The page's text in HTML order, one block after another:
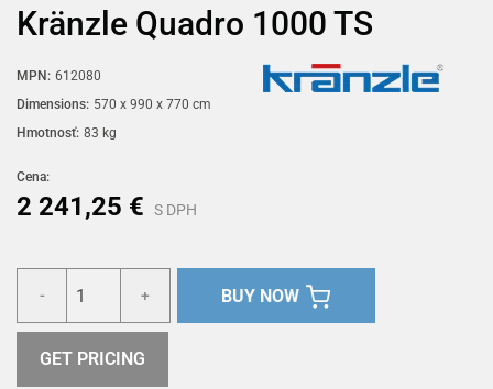
Kränzle Quadro 1000 TS
MPN: 612080
Dimensions: 570 x 990 x 770 cm
Hmotnosť: 83 kg
Cena:
2 241,25 € S DPH
- + BUY NOW
GET PRICING